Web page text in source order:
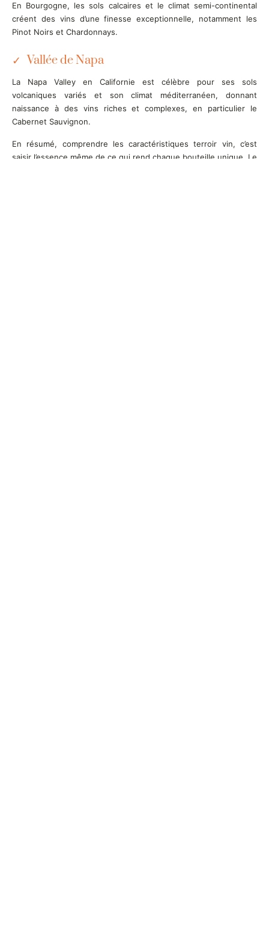
En Bourgogne, les sols calcaires et le climat semi-continental
créent des vins d’une finesse exceptionnelle, notamment les
Pinot Noirs et Chardonnays.
Vallée de Napa
La Napa Valley en Californie est célèbre pour ses sols
volcaniques variés et son climat méditerranéen, donnant
naissance à des vins riches et complexes, en particulier le
Cabernet Sauvignon.
En résumé, comprendre les caractéristiques terroir vin, c’est
saisir l’essence même de ce qui rend chaque bouteille unique. Le